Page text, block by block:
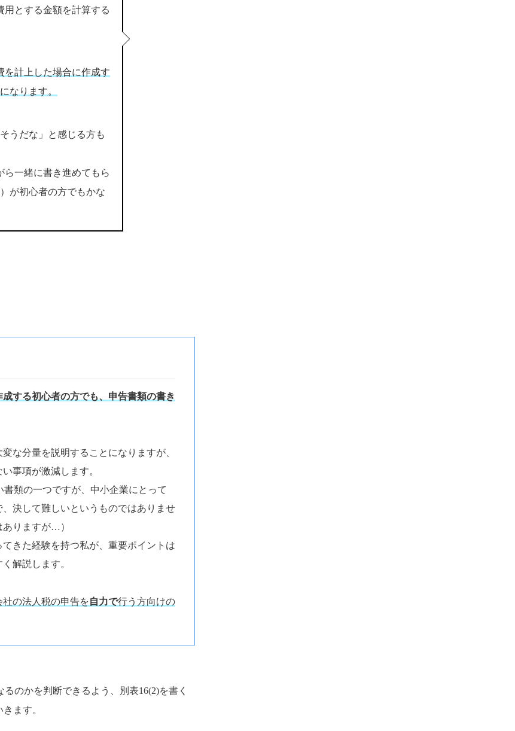
用とする金額を計算する
を計上した場合に作成す
なります。
うだな」と感じる方も
ら一緒に書き進めてもら
が初心者の方でもかな
する初心者の方でも、申告書類の書き
な分量を説明することになりますが、
事項が激減します。
類の一つですが、中小企業にとって
決して難しいというものではありませ
りますが…）
きた経験を持つ私が、重要ポイントは
解説します。
の法人税の申告を自力で行う方向けの
のかを判断できるよう、別表16(2)を書く
ます。